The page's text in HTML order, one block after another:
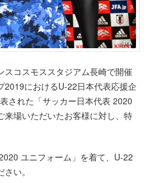
スコスモススタジアム長崎で開催
2019におけるU-22日本代表応援企
された「サッカー日本代表 2020
来場いただいたお客様に対し、特
ユニフォーム」を着て、U-22
い。